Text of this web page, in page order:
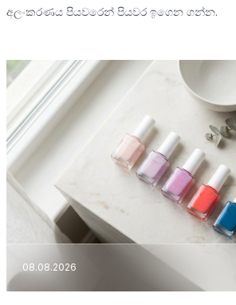
අලංකරණය පියවරෙන් පියවර ඉගෙන ගන්න.
08.08.2026